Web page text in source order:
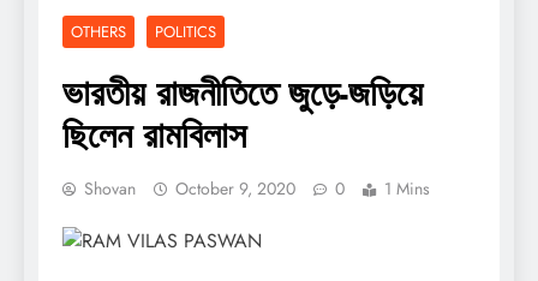
OTHERS POLITICS
ভারতীয় রাজনীতিতে জুড়ে-জড়িয়ে
ছিলেন রামবিলাস
Shovan October 9, 2020 0 1 Mins